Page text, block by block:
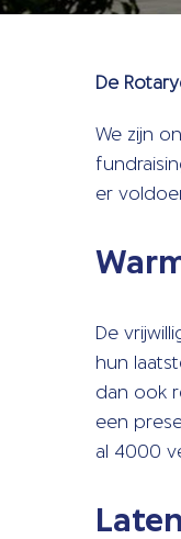
De
We zijn
er
De
hun
dan ook
een
al 4000